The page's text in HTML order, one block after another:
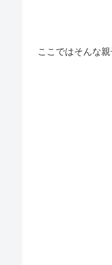
ここではそんな